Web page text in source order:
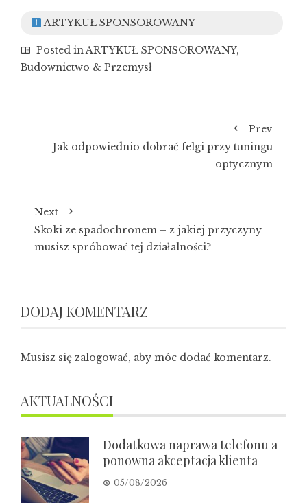
ARTYKUŁ SPONSOROWANY
Posted inARTYKUŁ SPONSOROWANY,
Budownictwo & Przemysł
Prev
Jak odpowiednio dobrać felgi przy tuningu
optycznym
Next
Skoki ze spadochronem – z jakiej przyczyny
musisz spróbować tej działalności?
DODAJ KOMENTARZ
Musisz się zalogować, aby móc dodać komentarz.
AKTUALNOŚCI
Dodatkowa naprawa telefonu a
ponowna akceptacja klienta
05/08/2026